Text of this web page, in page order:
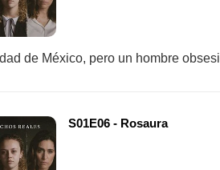
de México, pero un hombre
S01E06 - Rosaura